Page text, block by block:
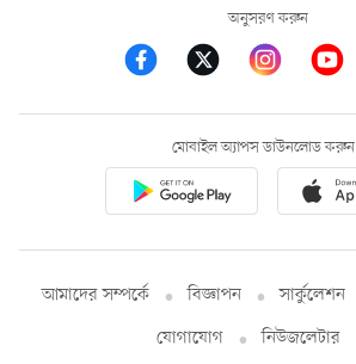
অনুসরণ করুন
মোবাইল অ্যাপস ডাউনলোড করুন
আমাদের সম্পর্কে বিজ্ঞাপন সার্কুলেশন
যোগাযোগ
নিউজলেটার